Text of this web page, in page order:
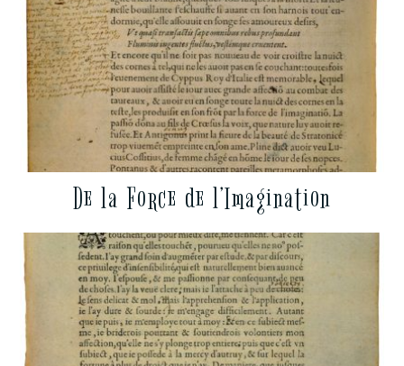
De la Force de l’Imagination